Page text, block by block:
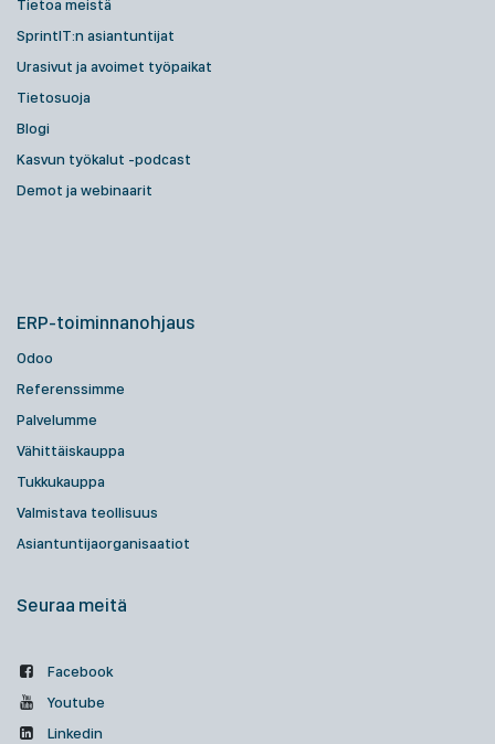
Tietoa meistä
SprintIT:n asiantuntijat
Urasivut ja avoimet työpaikat
Tietosuoja
Blogi
Kasvun työkalut -podcast
Demot ja webinaarit
ERP-toiminnanohjaus
Odoo
Referenssimme
Palvelumme
Vähittäiskauppa
Tukkukauppa
Valmistava teollisuus
Asiantuntijaorganisaatiot
Seuraa meitä
Facebook
Youtube
Linkedin